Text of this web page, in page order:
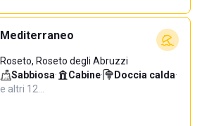
Mediterraneo
Roseto, Roseto degli Abruzzi
Sabbiosa· Cabine· Doccia calda·
e altri 12…